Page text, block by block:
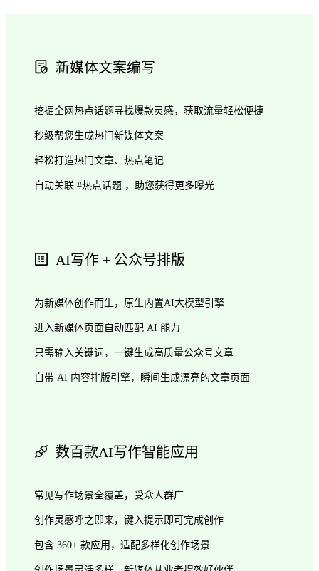
新媒体文案编写
挖掘全网热点话题寻找爆款灵感，获取流量轻松便捷
秒级帮您生成热门新媒体文案
轻松打造热门文章、热点笔记
自动关联 #热点话题 ，助您获得更多曝光
AI写作 + 公众号排版
为新媒体创作而生，原生内置AI大模型引擎
进入新媒体页面自动匹配 AI 能力
只需输入关键词，一键生成高质量公众号文章
自带 AI 内容排版引擎，瞬间生成漂亮的文章页面
数百款AI写作智能应用
常见写作场景全覆盖，受众人群广
创作灵感呼之即来，键入提示即可完成创作
包含 360+ 款应用，适配多样化创作场景